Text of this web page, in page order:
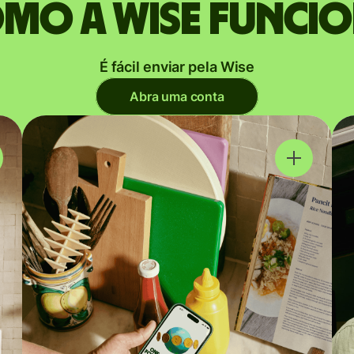
a Wise
É fácil enviar pela Wise
Abra uma conta